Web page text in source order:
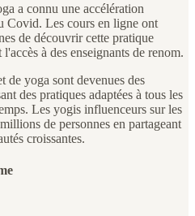
a connu une accélération
Covid. Les cours en ligne ont
de découvrir cette pratique
à des enseignants de renom.
de yoga sont devenues des
des pratiques adaptées à tous les
Les yogis influenceurs sur les
de personnes en partageant
croissantes.